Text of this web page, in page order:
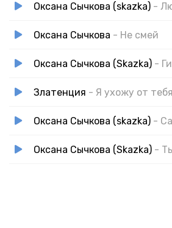
Оксана Сычкова (skazka) -
Оксана Сычкова - Не смей
Оксана Сычкова (Skazka) -
Златенция - Я ухожу от
Оксана Сычкова (skazka) -
Оксана Сычкова (Skazka) -